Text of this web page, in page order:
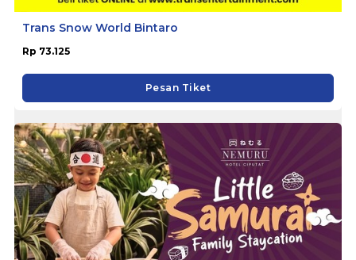
Trans Snow World Bintaro
Rp 73.125
Pesan Tiket